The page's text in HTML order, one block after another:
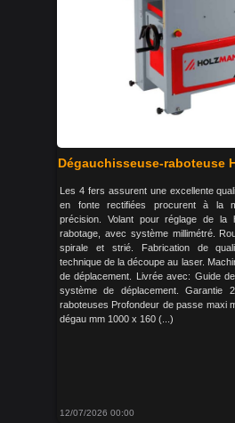
Dégauchisseuse-raboteuse
Les 4 fers assurent une excellente
en fonte rectifiées procurent à la
précision. Volant pour réglage de la
rabotage, avec système millimétré.
spirale et strié. Fabrication de
technique de la découpe au laser.
de déplacement. Livrée avec: Guide
système de déplacement. Garantie
raboteuses Profondeur de passe maxi
dégau mm 1000 x 160 (...)
12/07/2026 00:00